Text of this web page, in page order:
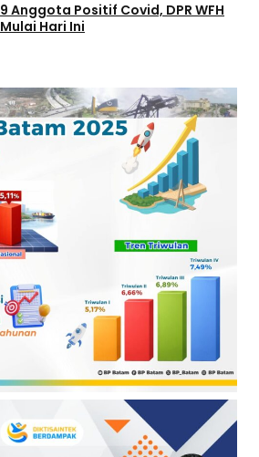
9 Anggota Positif Covid, DPR WFH
Mulai Hari Ini